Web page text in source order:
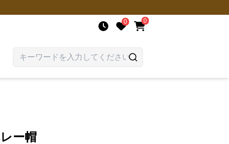
0 0
ー帽